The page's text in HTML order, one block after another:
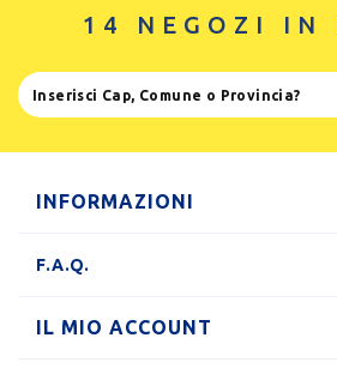
14 NEGOZI IN
INFORMAZIONI
F.A.Q.
IL MIO ACCOUNT